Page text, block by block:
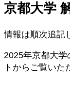
京都大学
情報は順次追記
2025年京都大
トからご覧いた